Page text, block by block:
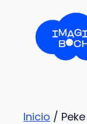
contenido
Inicio /